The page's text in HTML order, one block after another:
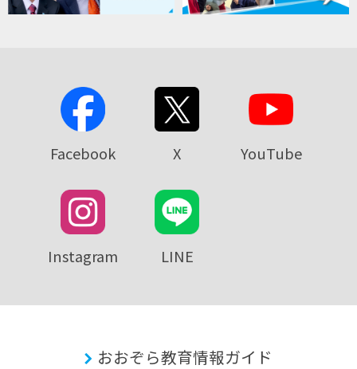
Facebook X YouTube
Instagram LINE
おおぞら教育情報ガイド